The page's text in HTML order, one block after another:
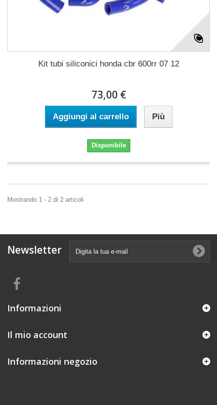
Kit tubi siliconici honda cbr 600rr 07 12
73,00 €
Aggiungi al carrello Più
Disponibile
Mostrando 1 - 2 di 2 articoli
Newsletter
Informazioni
Il mio account
Informazioni negozio